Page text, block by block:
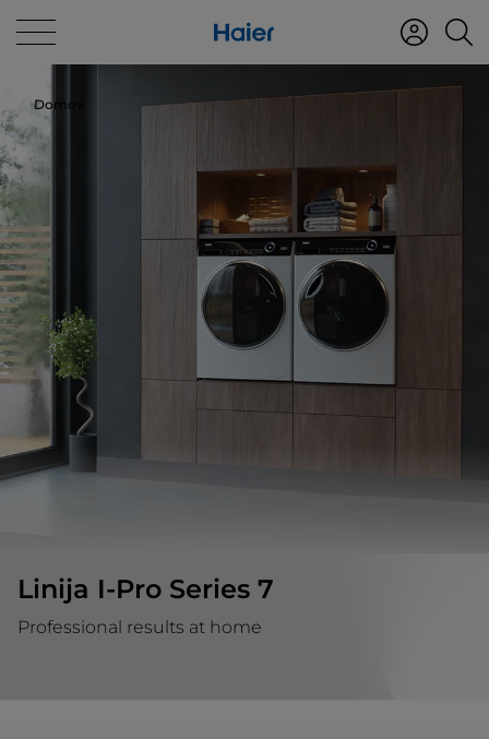
Domov
Linija I-Pro Series 7
Professional results at home